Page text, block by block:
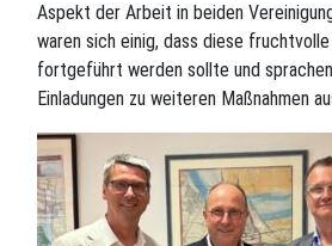
Aspekt der Arbeit in beiden
waren sich einig, dass diese
fortgeführt werden sollte und
Einladungen zu weiteren Maßnahmen